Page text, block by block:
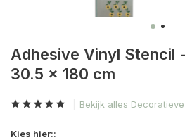
Adhesive Vinyl Stencil
30.5 x 180 cm
Bekijk alles
Kies hier::